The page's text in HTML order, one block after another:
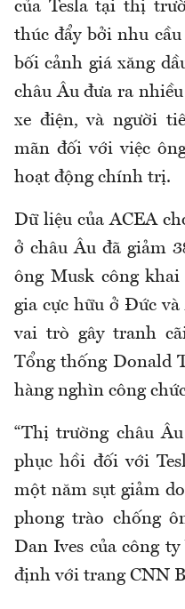
của Tesla tại thị
thúc đẩy bởi nhu
bối cảnh giá xăng
châu Âu đưa ra
xe điện, và người
mãn đối với việc
hoạt động chính trị.
Dữ liệu của ACEA
ở châu Âu đã giảm
ông Musk công
gia cực hữu ở Đức
vai trò gây tranh
Tổng thống Donald
hàng nghìn công
“Thị trường châu
phục hồi đối với
một năm sụt giảm
phong trào chống
Dan Ives của công
định với trang CNN